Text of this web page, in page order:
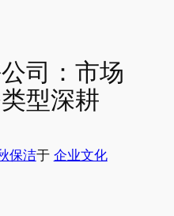
司：市场
型深耕
保洁于 企业文化